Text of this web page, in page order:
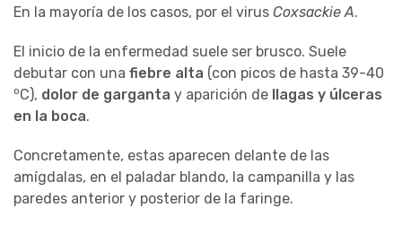
En la mayoría de los casos, por el virus Coxsackie A.
El inicio de la enfermedad suele ser brusco. Suele
debutar con una fiebre alta (con picos de hasta 39-40
oC), dolor de garganta y aparición de llagas y úlceras
en la boca.
Concretamente, estas aparecen delante de las
amígdalas, en el paladar blando, la campanilla y las
paredes anterior y posterior de la faringe.